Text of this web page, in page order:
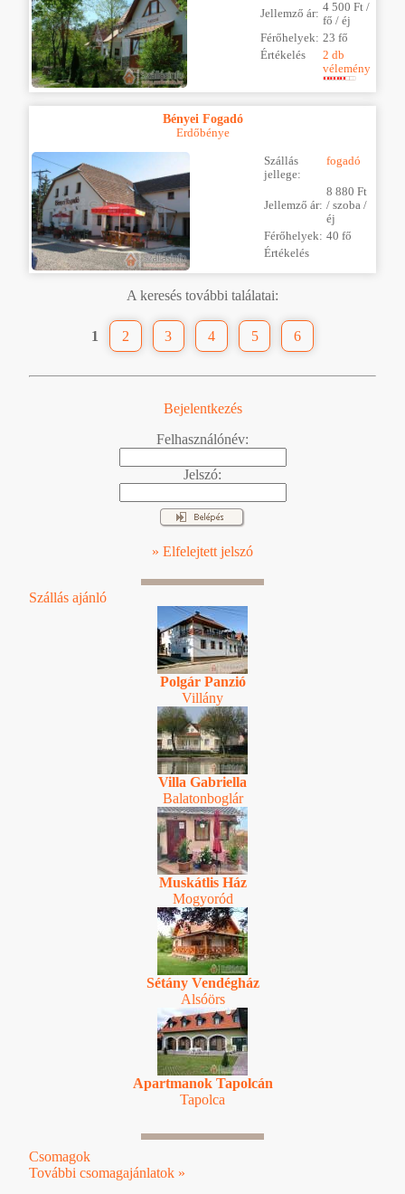
Jellemző ár: 4 500 Ft /
fő / éj
Férőhelyek: 23 fő
Értékelés
2 db
vélemény
Bényei Fogadó
Erdőbénye
Szállás
jellege:
fogadó
Jellemző ár:
8 880 Ft
/ szoba /
éj
Férőhelyek: 40 fő
Értékelés
A keresés további találatai:
1 2 3 4 5 6
Bejelentkezés
Felhasználónév:
Jelszó:
» Elfelejtett jelszó
Szállás ajánló
Polgár Panzió
Villány
Villa Gabriella
Balatonboglár
Muskátlis Ház
Mogyoród
Sétány Vendégház
Alsóörs
Apartmanok Tapolcán
Tapolca
Csomagok
További csomagajánlatok »